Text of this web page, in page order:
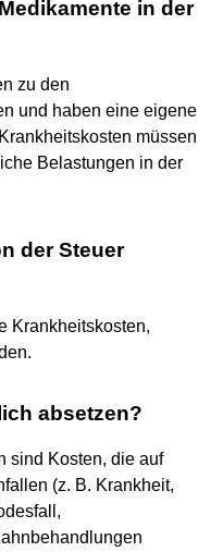
in der
zu den
und haben eine eigene
müssen
Belastungen in der
der Steuer
Krankheitskosten,
absetzen?
sind Kosten, die auf
(z. B. Krankheit,